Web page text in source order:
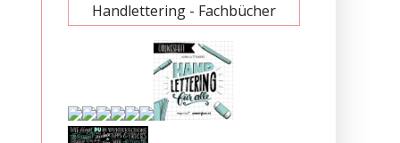
Handlettering - Fachbücher